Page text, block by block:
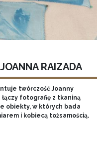
RAIZADA
twórczość Joanny
fotografię z tkaniną
obiekty, w których bada
i kobiecą tożsamością.